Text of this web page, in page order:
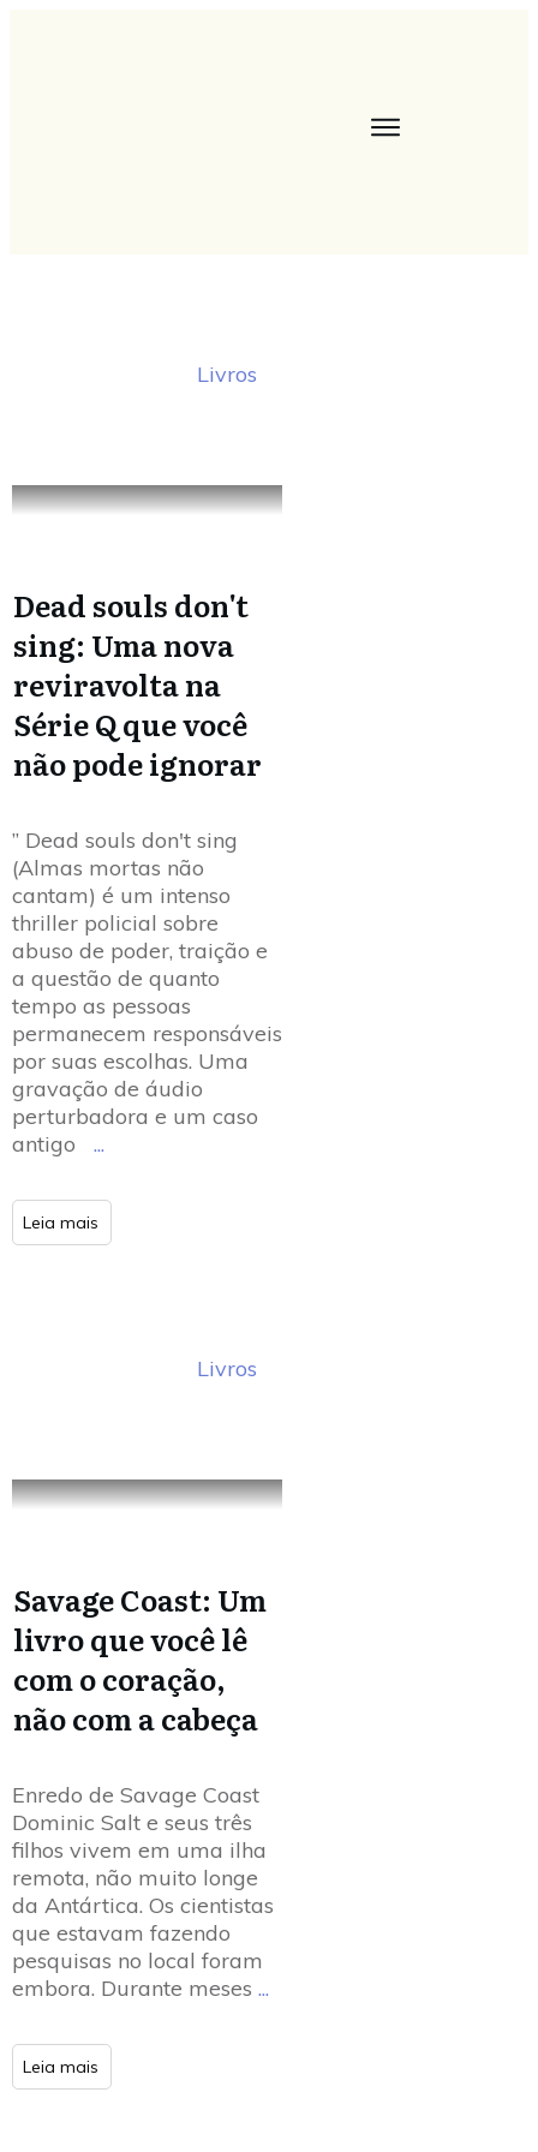
Livros
Dead souls don't
sing: Uma nova
reviravolta na
Série Q que você
não pode ignorar
” Dead souls don't sing
(Almas mortas não
cantam) é um intenso
thriller policial sobre
abuso de poder, traição e
a questão de quanto
tempo as pessoas
permanecem responsáveis
por suas escolhas. Uma
gravação de áudio
perturbadora e um caso
antigo ...
Leia mais
Livros
Savage Coast: Um
livro que você lê
com o coração,
não com a cabeça
Enredo de Savage Coast
Dominic Salt e seus três
filhos vivem em uma ilha
remota, não muito longe
da Antártica. Os cientistas
que estavam fazendo
pesquisas no local foram
embora. Durante meses ...
Leia mais